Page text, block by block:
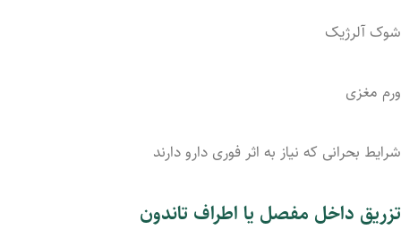
شوک آلرژیک
ورم مغزی
شرایط بحرانی که نیاز به اثر فوری دارو دارند
تزریق داخل مفصل یا اطراف تاندون